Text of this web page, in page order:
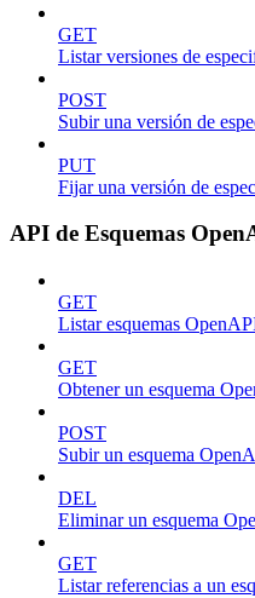
GET
Listar versiones de
POST
Subir una versión de
PUT
Fijar una versión de
API de Esquemas
GET
Listar esquemas
GET
Obtener un esquema
POST
Subir un esquema
DEL
Eliminar un esquema
GET
Listar referencias a un